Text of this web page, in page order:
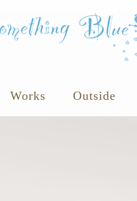
Works Outside